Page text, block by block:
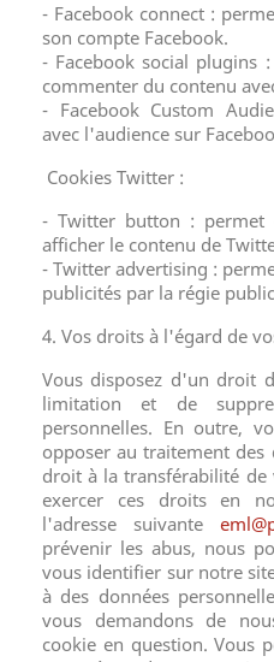
- Facebook connect :
son compte Facebook.
- Facebook social plugins
commenter du contenu
- Facebook Custom
avec l'audience sur
Cookies Twitter :
- Twitter button : permet
afficher le contenu de
- Twitter advertising :
publicités par la régie
4. Vos droits à l'égard de
Vous disposez d'un droit
limitation et de
personnelles. En outre,
opposer au traitement des
droit à la transférabilité de
exercer ces droits en
l'adresse suivante
prévenir les abus, nous
vous identifier sur notre
à des données
vous demandons de
cookie en question. Vous